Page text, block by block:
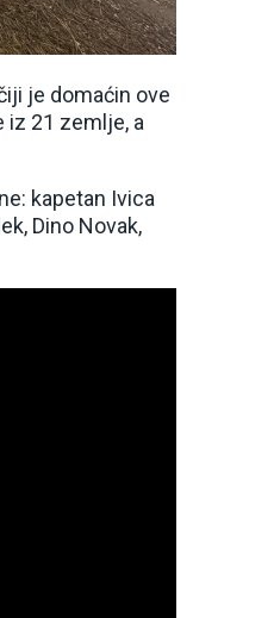
je domaćin ove
iz 21 zemlje, a
kapetan Ivica
Dino Novak,